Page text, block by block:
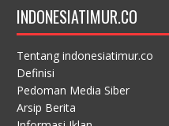
INDONESIATIMUR.CO
Tentang indonesiatimur.co
Definisi
Pedoman Media Siber
Arsip Berita